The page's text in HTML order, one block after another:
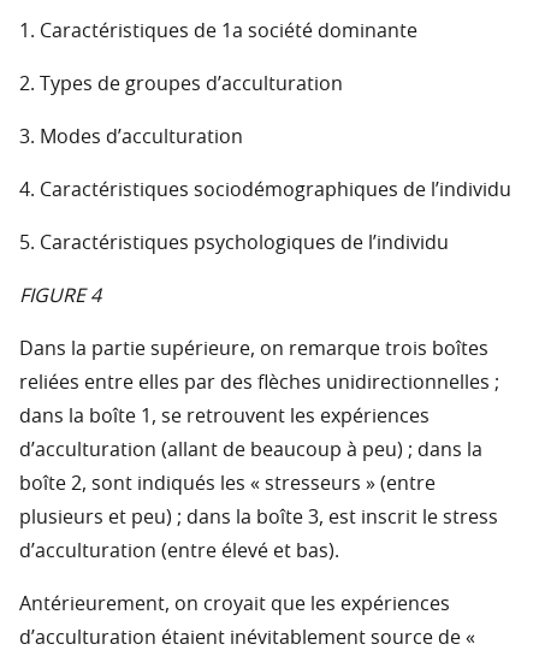
1. Caractéristiques de 1a société dominante
2. Types de groupes d’acculturation
3. Modes d’acculturation
4. Caractéristiques sociodémographiques de l’individu
5. Caractéristiques psychologiques de l’individu
FIGURE 4
Dans la partie supérieure, on remarque trois boîtes
reliées entre elles par des flèches unidirectionnelles ;
dans la boîte 1, se retrouvent les expériences
d’acculturation (allant de beaucoup à peu) ; dans la
boîte 2, sont indiqués les « stresseurs » (entre
plusieurs et peu) ; dans la boîte 3, est inscrit le stress
d’acculturation (entre élevé et bas).
Antérieurement, on croyait que les expériences
d’acculturation étaient inévitablement source de «